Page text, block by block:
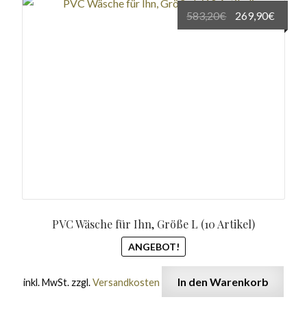
PVC Wäsche für Ihn, Größe L (10 Artikel)
ANGEBOT!
583,20€
Ursprünglicher
Preis
269,90€
Preis
inkl. MwSt. zzgl.Versandkosten In den Warenkorb